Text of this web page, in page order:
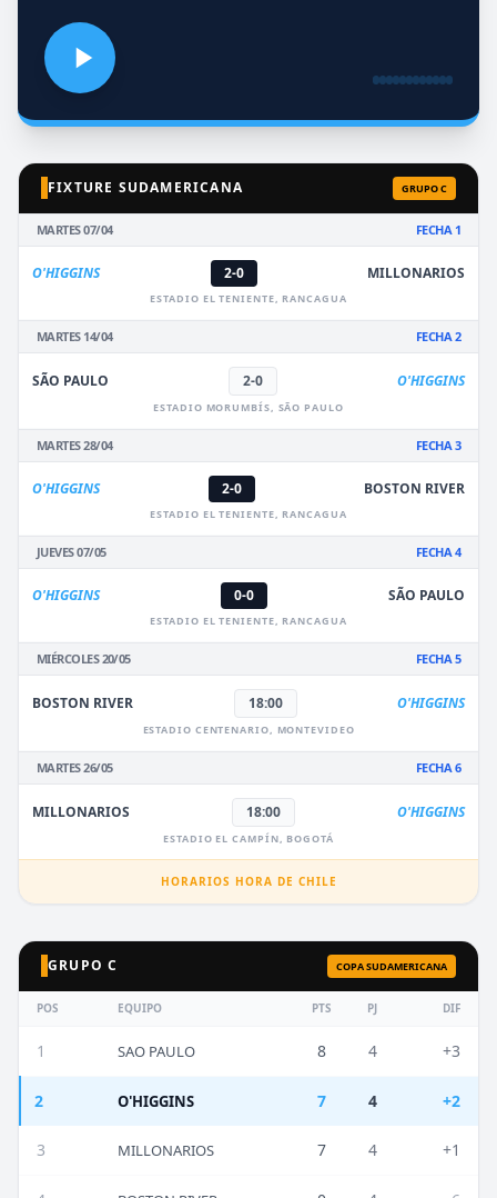
FIXTURE SUDAMERICANA GRUPO C
MARTES 07/04 FECHA 1
O'HIGGINS 2-0 MILLONARIOS
ESTADIO EL TENIENTE, RANCAGUA
MARTES 14/04 FECHA 2
SÃO PAULO 2-0 O'HIGGINS
ESTADIO MORUMBÍS, SÃO PAULO
MARTES 28/04 FECHA 3
O'HIGGINS 2-0 BOSTON RIVER
ESTADIO EL TENIENTE, RANCAGUA
JUEVES 07/05 FECHA 4
O'HIGGINS 0-0 SÃO PAULO
ESTADIO EL TENIENTE, RANCAGUA
MIÉRCOLES 20/05 FECHA 5
BOSTON RIVER 18:00 O'HIGGINS
ESTADIO CENTENARIO, MONTEVIDEO
MARTES 26/05 FECHA 6
MILLONARIOS 18:00 O'HIGGINS
ESTADIO EL CAMPÍN, BOGOTÁ
HORARIOS HORA DE CHILE
GRUPO C COPA SUDAMERICANA
POS EQUIPO PTS PJ DIF
1 SAO PAULO 8 4 +3
2 O'HIGGINS 7 4 +2
3 MILLONARIOS 7 4 +1